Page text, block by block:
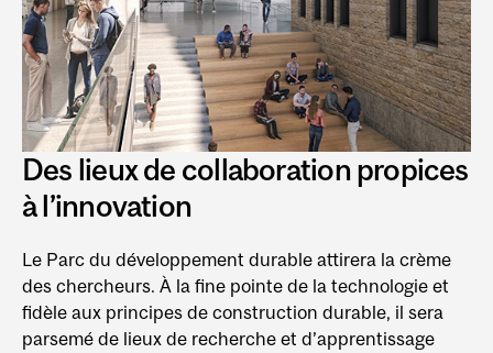
Des lieux de collaboration propices
à l’innovation
Le Parc du développement durable attirera la crème
des chercheurs. À la fine pointe de la technologie et
fidèle aux principes de construction durable, il sera
parsemé de lieux de recherche et d’apprentissage